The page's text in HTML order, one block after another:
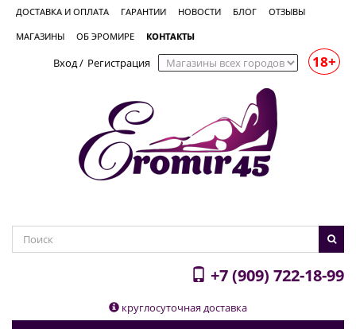
ДОСТАВКА И ОПЛАТА ГАРАНТИИ НОВОСТИ БЛОГ ОТЗЫВЫ
МАГАЗИНЫ ОБ ЭРОМИРЕ КОНТАКТЫ
Вход/ Регистрация 18+
+7 (909) 722-18-99
круглосуточная доставка